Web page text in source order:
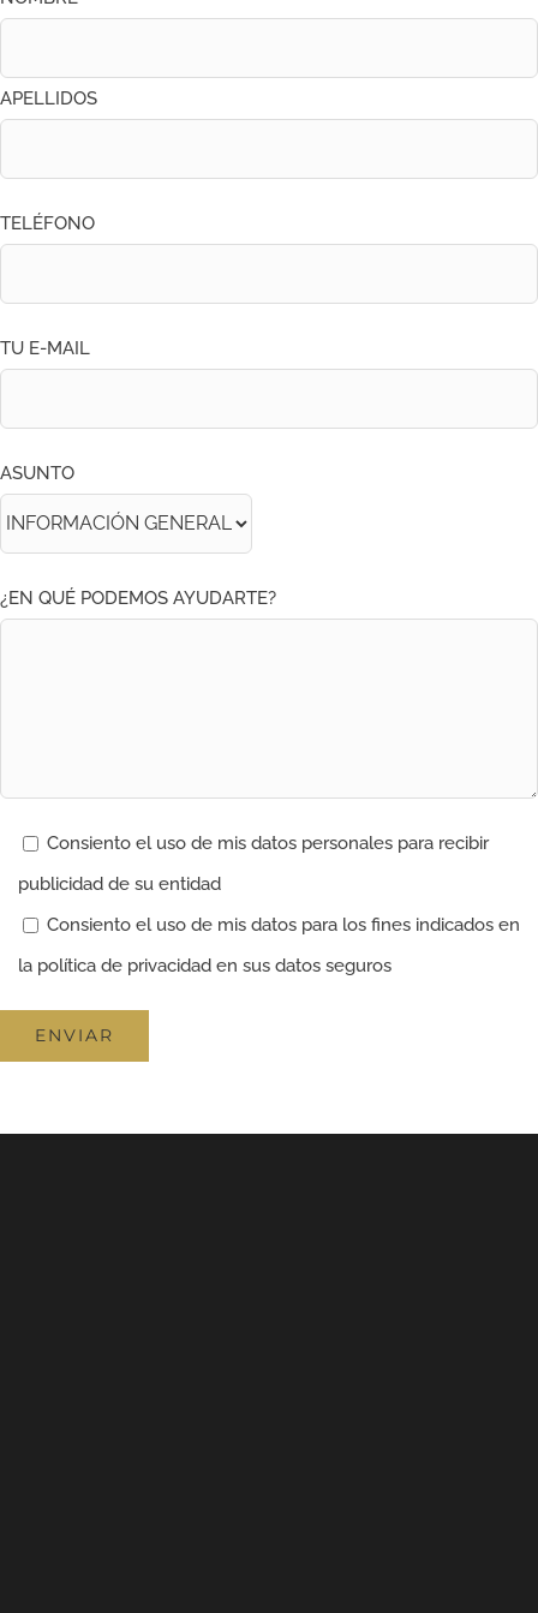
APELLIDOS
TELÉFONO
TU E-MAIL
ASUNTO
¿EN QUÉ PODEMOS AYUDARTE?
Consiento el uso de mis datos personales para recibir
publicidad de su entidad
Consiento el uso de mis datos para los fines indicados en
la política de privacidad en sus datos seguros